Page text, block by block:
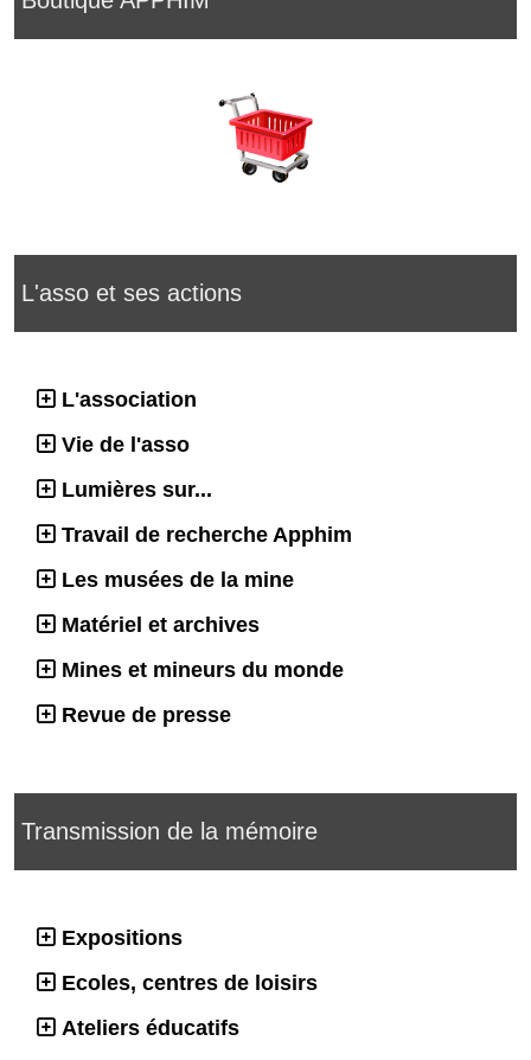
L'asso et ses actions
L'association
Vie de l'asso
Lumières sur...
Travail de recherche Apphim
Les musées de la mine
Matériel et archives
Mines et mineurs du monde
Revue de presse
Transmission de la mémoire
Expositions
Ecoles, centres de loisirs
Ateliers éducatifs